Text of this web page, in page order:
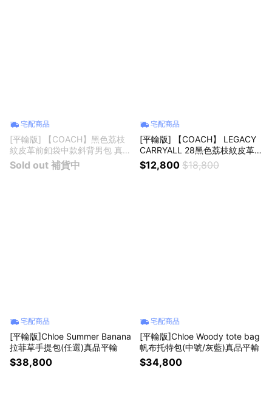
宅配商品
[平輸版] 【COACH】黑色荔枝
紋皮革前釦袋中款斜背男包 真品
平輸
Sold out 補貨中
宅配商品
[平輸版] 【COACH】 LEGACY
CARRYALL 28黑色荔枝紋皮革
三層手提/肩斜背包 真品平輸
$12,800 $18,800
宅配商品
[平輸版]Chloe Summer Banana
拉菲草手提包(任選)真品平輸
$38,800
宅配商品
[平輸版]Chloe Woody tote bag
帆布托特包(中號/灰藍)真品平輸
$34,800